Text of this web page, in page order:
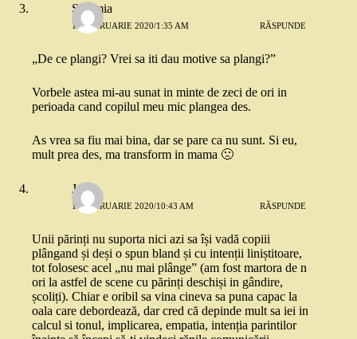
Salomia
18 FEBRUARIE 2020/1:35 AM RĂSPUNDE
„De ce plangi? Vrei sa iti dau motive sa plangi?”
Vorbele astea mi-au sunat in minte de zeci de ori in
perioada cand copilul meu mic plangea des.
As vrea sa fiu mai bina, dar se pare ca nu sunt. Si eu,
mult prea des, ma transform in mama 🙁
Julie
18 FEBRUARIE 2020/10:43 AM RĂSPUNDE
Unii părinți nu suporta nici azi sa își vadă copiii
plângand și deși o spun bland și cu intenții liniștitoare,
tot folosesc acel „nu mai plânge” (am fost martora de n
ori la astfel de scene cu părinți deschiși in gândire,
școliți). Chiar e oribil sa vina cineva sa puna capac la
oala care debordează, dar cred că depinde mult sa iei in
calcul si tonul, implicarea, empatia, intenția parintilor